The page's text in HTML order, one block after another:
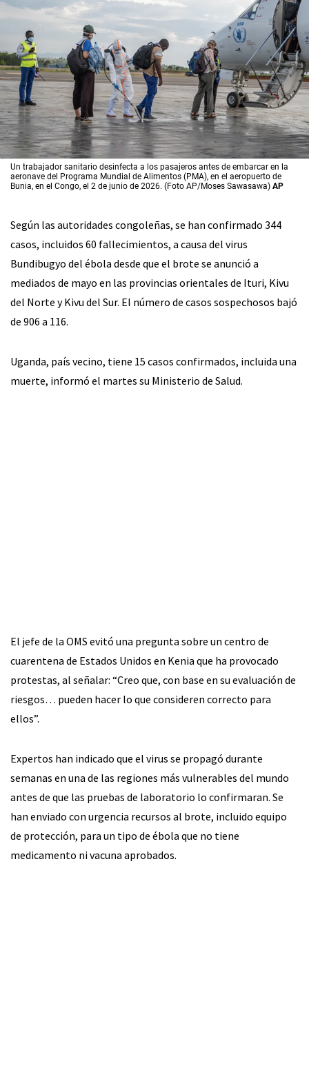
Un trabajador sanitario desinfecta a los pasajeros antes de embarcar en la
aeronave del Programa Mundial de Alimentos (PMA), en el aeropuerto de
Bunia, en el Congo, el 2 de junio de 2026. (Foto AP/Moses Sawasawa) AP
Según las autoridades congoleñas, se han confirmado 344
casos, incluidos 60 fallecimientos, a causa del virus
Bundibugyo del ébola desde que el brote se anunció a
mediados de mayo en las provincias orientales de Ituri, Kivu
del Norte y Kivu del Sur. El número de casos sospechosos bajó
de 906 a 116.
Uganda, país vecino, tiene 15 casos confirmados, incluida una
muerte, informó el martes su Ministerio de Salud.
El jefe de la OMS evitó una pregunta sobre un centro de
cuarentena de Estados Unidos en Kenia que ha provocado
protestas, al señalar: “Creo que, con base en su evaluación de
riesgos… pueden hacer lo que consideren correcto para
ellos”.
Expertos han indicado que el virus se propagó durante
semanas en una de las regiones más vulnerables del mundo
antes de que las pruebas de laboratorio lo confirmaran. Se
han enviado con urgencia recursos al brote, incluido equipo
de protección, para un tipo de ébola que no tiene
medicamento ni vacuna aprobados.